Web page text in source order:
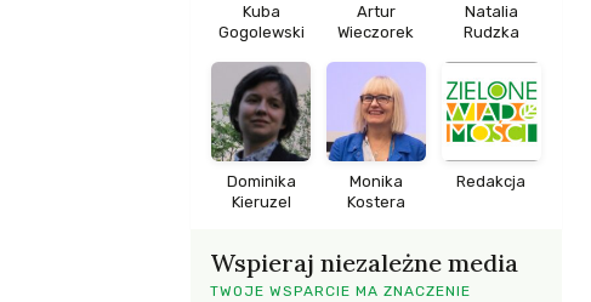
Kuba
Gogolewski
Artur
Wieczorek
Natalia
Rudzka
Dominika
Kieruzel
Monika
Kostera
Redakcja
Wspieraj niezależne media
TWOJE WSPARCIE MA ZNACZENIE